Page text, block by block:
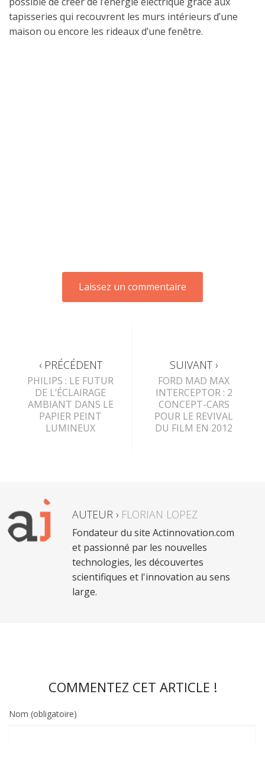
tapisseries qui recouvrent les murs intérieurs d’une
maison ou encore les rideaux d’une fenêtre.
‹ PRÉCÉDENT
PHILIPS : LE FUTUR
DE L’ÉCLAIRAGE
AMBIANT DANS LE
PAPIER PEINT
LUMINEUX
SUIVANT ›
FORD MAD MAX
INTERCEPTOR : 2
CONCEPT-CARS
POUR LE REVIVAL
DU FILM EN 2012
AUTEUR › FLORIAN LOPEZ
Fondateur du site Actinnovation.com
et passionné par les nouvelles
technologies, les découvertes
scientifiques et l'innovation au sens
large.
COMMENTEZ CET ARTICLE !
Nom (obligatoire)